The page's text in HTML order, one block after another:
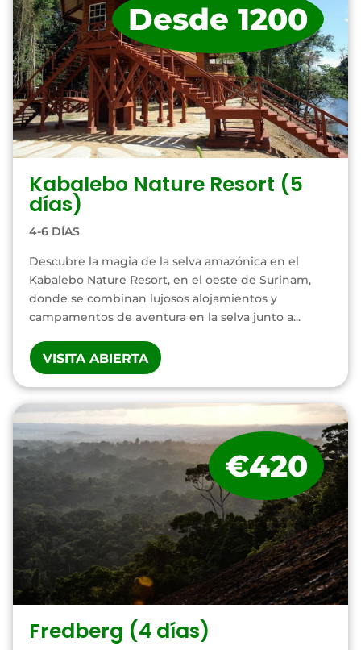
Kabalebo Nature Resort (5
días)
4-6 DÍAS
Descubre la magia de la selva amazónica en el
Kabalebo Nature Resort, en el oeste de Surinam,
donde se combinan lujosos alojamientos y
campamentos de aventura en la selva junto a...
VISITA ABIERTA
Desde 1200
Fredberg (4 días)
€420